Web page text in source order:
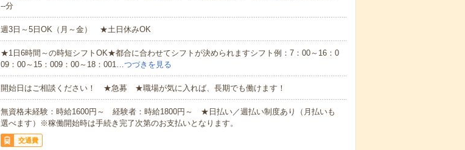
--分
週3日～5日OK（月～金） ★土日休みOK
★1日6時間～の時短シフトOK★都合に合わせてシフトが決められますシフト例：7：00～16：0
09：00～15：009：00～18：001… つづきを見る
開始日はご相談ください！ ★急募 ★職場が気に入れば、長期でも働けます！
無資格未経験：時給1600円～ 経験者：時給1800円～ ★日払い／週払い制度あり（月払いも
選べます）※稼働開始時は手続き完了次第のお支払いとなります。
交通費